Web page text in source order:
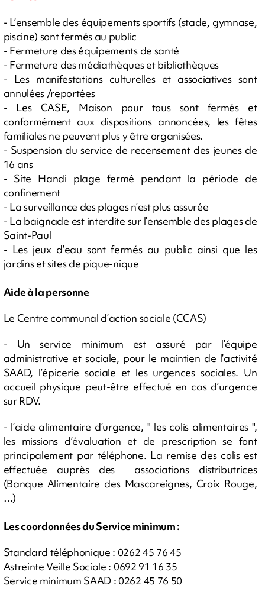
- L’ensemble des équipements sportifs (stade, gymnase,
piscine) sont fermés au public
- Fermeture des équipements de santé
- Fermeture des médiathèques et bibliothèques
- Les manifestations culturelles et associatives sont
annulées /reportées
- Les CASE, Maison pour tous sont fermés et
conformément aux dispositions annoncées, les fêtes
familiales ne peuvent plus y être organisées.
- Suspension du service de recensement des jeunes de
16 ans
- Site Handi plage fermé pendant la période de
confinement
- La surveillance des plages n’est plus assurée
- La baignade est interdite sur l’ensemble des plages de
Saint-Paul
- Les jeux d’eau sont fermés au public ainsi que les
jardins et sites de pique-nique
Aide à la personne
Le Centre communal d’action sociale (CCAS)
- Un service minimum est assuré par l’équipe
administrative et sociale, pour le maintien de l’activité
SAAD, l’épicerie sociale et les urgences sociales. Un
accueil physique peut-être effectué en cas d’urgence
sur RDV.
- l’aide alimentaire d’urgence, " les colis alimentaires ",
les missions d’évaluation et de prescription se font
principalement par téléphone. La remise des colis est
effectuée auprès des associations distributrices
(Banque Alimentaire des Mascareignes, Croix Rouge,
…)
Les coordonnées du Service minimum :
Standard téléphonique : 0262 45 76 45
Astreinte Veille Sociale : 0692 91 16 35
Service minimum SAAD : 0262 45 76 50